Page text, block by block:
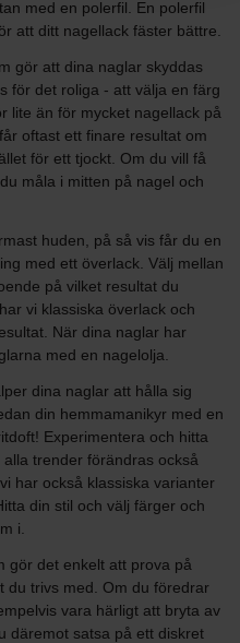
med en polerfil. En polerfil
att ditt nagellack fäster bättre.
gör att dina naglar skyddas
för det roliga - att välja en färg
lite än för mycket nagellack på
oftast ett finare resultat om
för ett tjockt. Om du vill få
måla i mitten på nagel och
huden, på så vis får du en
med ett överlack. Välj mellan
på vilket resultat du
vi klassiska överlack och
När dina naglar har
med en nagelolja.
dina naglar att hålla sig
din hemmamanikyr med en
Experimentera och hitta
trender förändras också
har också klassiska varianter
din stil och välj färger och
i.
gör det enkelt att prova på
du trivs med. Om du föredrar
vara härligt att bryta av
däremot satsa på ett diskret